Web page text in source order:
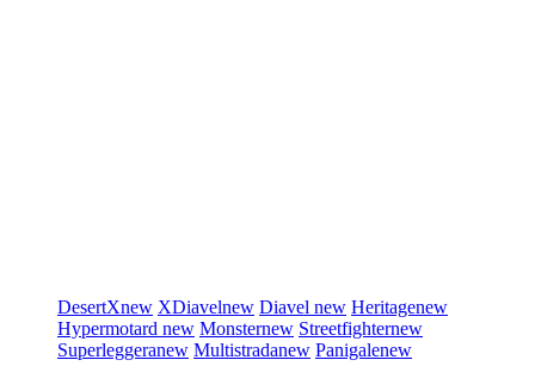
DesertXnew XDiavelnew Diavel new Heritagenew
Hypermotard new Monsternew Streetfighternew
Superleggeranew Multistradanew Panigalenew